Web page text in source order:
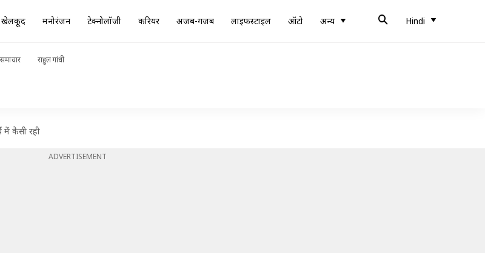
खेलकूद मनोरंजन टेक्नोलॉजी करियर अजब-गजब लाइफस्टाइल ऑटो अन्य Hindi
राहुल गांधी
में कैसी रही
ADVERTISEMENT